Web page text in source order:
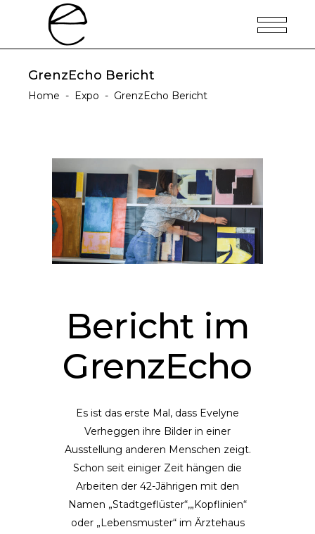
GrenzEcho Bericht
Home - Expo - GrenzEcho Bericht
Bericht im
GrenzEcho
Es ist das erste Mal, dass Evelyne
Verheggen ihre Bilder in einer
Ausstellung anderen Menschen zeigt.
Schon seit einiger Zeit hängen die
Arbeiten der 42-Jährigen mit den
Namen „Stadtgeflüster“,„Kopflinien“
oder „Lebensmuster“ im Ärztehaus